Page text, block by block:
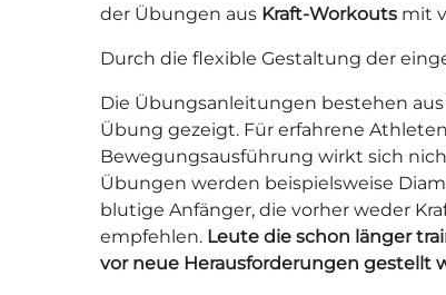
der Übungen aus Kraft-Workouts mit
Durch die flexible Gestaltung der
Die Übungsanleitungen bestehen aus
Übung gezeigt. Für erfahrene
Bewegungsausführung wirkt sich
Übungen werden beispielsweise
blutige Anfänger, die vorher weder
empfehlen. Leute die schon länger
vor neue Herausforderungen gestellt